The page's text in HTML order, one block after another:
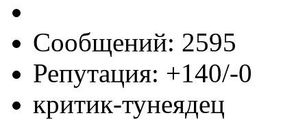
Сообщений: 2595
Репутация: +140/-0
критик-тунеядец